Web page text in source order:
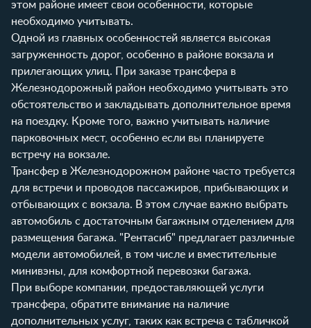
этом районе имеет свои особенности, которые
необходимо учитывать.
Одной из главных особенностей является высокая
загруженность дорог, особенно в районе вокзала и
прилегающих улиц. При заказе трансфера в
Железнодорожный район необходимо учитывать это
обстоятельство и закладывать дополнительное время
на поездку. Кроме того, важно учитывать наличие
парковочных мест, особенно если вы планируете
встречу на вокзале.
Трансфер в Железнодорожном районе часто требуется
для встречи и проводов пассажиров, прибывающих и
отбывающих с вокзала. В этом случае важно выбрать
автомобиль с достаточным багажным отделением для
размещения багажа. "Рентасиб" предлагает различные
модели автомобилей, в том числе и вместительные
минивэны, для комфортной перевозки багажа.
При выборе компании, предоставляющей услуги
трансфера, обратите внимание на наличие
дополнительных услуг, таких как встреча с табличкой